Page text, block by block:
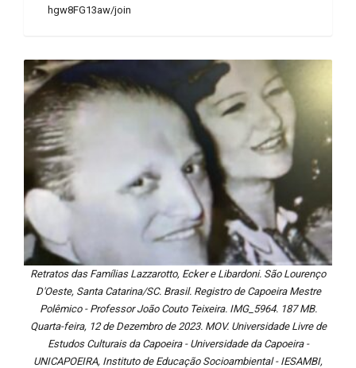
hgw8FG13aw/join
Retratos das Famílias Lazzarotto, Ecker e Libardoni. São Lourenço
D'Oeste, Santa Catarina/SC. Brasil. Registro de Capoeira Mestre
Polêmico - Professor João Couto Teixeira. IMG_5964. 187 MB.
Quarta-feira, 12 de Dezembro de 2023. MOV. Universidade Livre de
Estudos Culturais da Capoeira - Universidade da Capoeira -
UNICAPOEIRA, Instituto de Educação Socioambiental - IESAMBI,